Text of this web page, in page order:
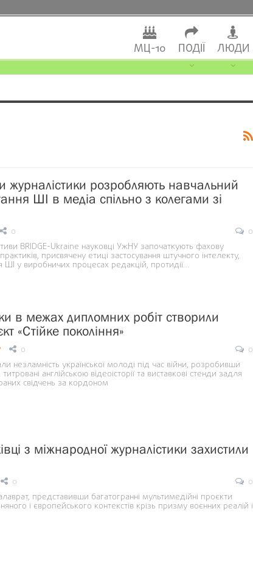
МЦ-10 ПОДІЇ ЛЮДИ
журналістики розробляють навчальний
ШІ в медіа спільно з колегами зі
0
0
BRIDGE-Ukraine науковці УжНУ започаткують фахову
присвячену етиці застосування штучного інтелекту,
ШІ у виробничих процесах редакцій, протидії…
в межах дипломних робіт створили
«Стійке покоління»
0
0
незламність української молоді під час війни, розробивши
англійською відеоісторії та виставкові стенди задля
свідчень за кордоном
з міжнародної журналістики захистили
0
0
представивши багатогранні мультимедійні проєкти
і європейського контекстів крізь призму воєнних реалій і